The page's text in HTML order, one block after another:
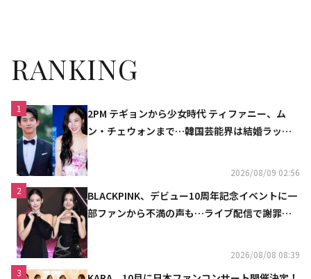
RANKING
1
2PM テギョンから少女時代 ティファニー、ム
ン・チェウォンまで…韓国芸能界は結婚ラッシ
2026/08/09 02:56
2
BLACKPINK、デビュー10周年記念イベントに一
部ファンから不満の声も…ライブ配信で謝罪
2026/08/08 08:39
3